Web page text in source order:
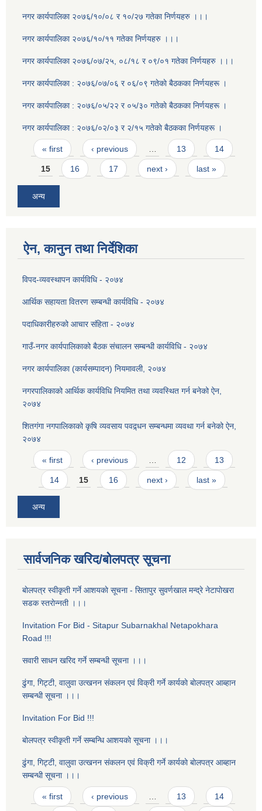
नगर कार्यपालिका २०७६/१०/०८ र १०/२७ गतेका निर्णयहरु ।।।
नगर कार्यपालिका २०७६/१०/११ गतेका निर्णयहरु ।।।
नगर कार्यपालिका २०७६/०७/२५, ०८/१८ र ०९/०१ गतेका निर्णयहरु ।।।
नगर कार्यपालिका : २०७६/०७/०६ र ०६/०९ गतेकाे बैठकका निर्णयहरू ।
नगर कार्यपालिका : २०७६/०५/२२ र ०५/३० गतेकाे बैठकका निर्णयहरू ।
नगर कार्यपालिका : २०७६/०२/०३ र २/१५ गतेकाे बैठकका निर्णयहरू ।
Pages
« first ‹ previous … 13 14
15 16 17 next › last »
अन्य
ऐन, कानुन तथा निर्देशिका
विपद-व्यवस्थापन कार्यविधि - २०७४
आर्थिक सहायता वितरण सम्बन्धी कार्यविधि - २०७४
पदाधिकारीहरुको आचार संहिता - २०७४
गाउँ-नगर कार्यपालिकाको बैठक संचालन सम्बन्धी कार्यविधि - २०७४
नगर कार्यपालिका (कार्यसम्पादन) नियमावली, २०७४
नगरपालिकाको आर्थिक कार्यविधि नियमित तथा व्यवस्थित गर्न बनेको ऐन,
२०७४
शितगंगा नगपालिकाको कृषि व्यवसाय पवद्र्धन सम्बन्धमा व्यवथा गर्न बनेको ऐन,
२०७४
Pages
« first ‹ previous 12 13
14 15 16 next › last »
अन्य
सार्वजनिक खरिद/बोलपत्र सूचना
बाेलपत्र स्वीकृती गर्ने आशयकाे सूचना - सितापुर सुवर्णखाल मन्द्रे नेटापाेखरा
सडक स्तराेन्नती ।।।
Invitation For Bid - Sitapur Subarnakhal Netapokhara
Road !!!
सवारी साधन खरिद गर्ने सम्बन्धी सूचना ।।।
ढुंगा, गिट्टी, वालुवा उत्खनन संकलन एवं विक्री गर्ने कार्यकाे बाेलपत्र आब्हान
सम्बन्धी सूचना ।।।
Invitation For Bid !!!
बाेलपत्र स्वीकृती गर्ने सम्बन्धि आशयकाे सूचना ।।।
ढुंगा, गिट्टी, वालुवा उत्खनन संकलन एवं विक्री गर्ने कार्यकाे बाेलपत्र आब्हान
सम्बन्धी सूचना ।।।
Pages
« first ‹ previous … 13 14